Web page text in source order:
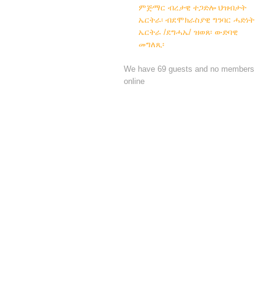
ምጅማር ብረታዊ ተጋድሎ ህዝብታት
ኤርትራ፡ ብደሞክራስያዊ ግንባር ሓድነት
ኤርትራ /ደግሓኤ/ ዝወጸ፡ ውድባዊ
መግለጺ፡
We have 69 guests and no members
online